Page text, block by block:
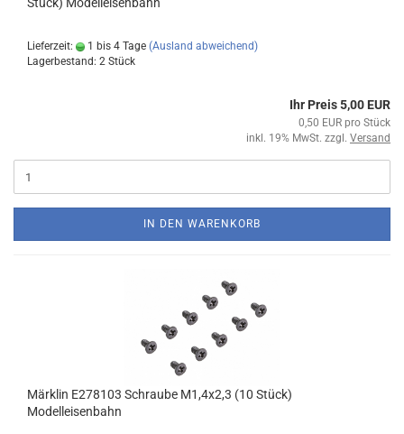
Lieferzeit: 1 bis 4 Tage (Ausland abweichend)
Lagerbestand: 2 Stück
Ihr Preis 5,00 EUR
0,50 EUR pro Stück
inkl. 19% MwSt. zzgl. Versand
IN DEN WARENKORB
Märklin E278103 Schraube M1,4x2,3 (10 Stück)
Modelleisenbahn